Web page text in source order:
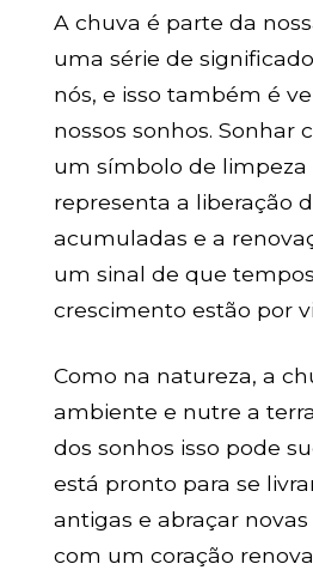
A chuva é parte da
uma série de
nós, e isso também é
nossos sonhos. Sonhar
um símbolo de limpeza
representa a liberação
acumuladas e a
um sinal de que
crescimento estão por
Como na natureza, a
ambiente e nutre a
dos sonhos isso pode
está pronto para se
antigas e abraçar
com um coração